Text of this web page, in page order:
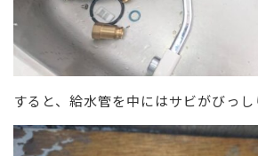
すると、給水管を中にはサビがびっ